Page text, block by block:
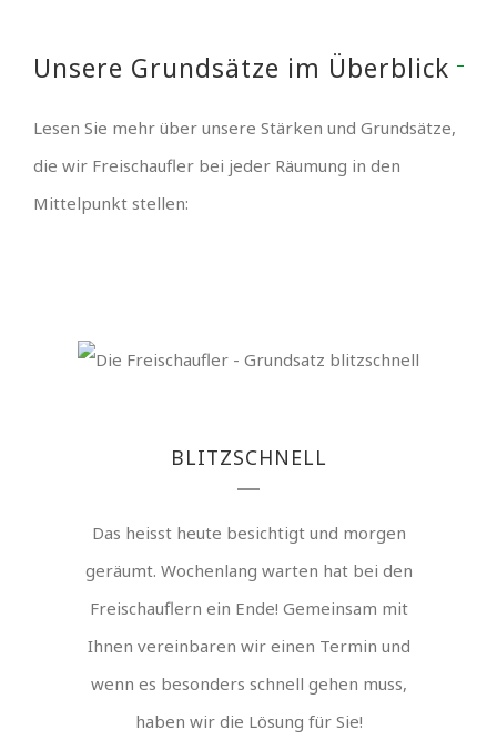
Unsere Grundsätze im Überblick
Lesen Sie mehr über unsere Stärken und Grundsätze,
die wir Freischaufler bei jeder Räumung in den
Mittelpunkt stellen:
BLITZSCHNELL
Das heisst heute besichtigt und morgen
geräumt. Wochenlang warten hat bei den
Freischauflern ein Ende! Gemeinsam mit
Ihnen vereinbaren wir einen Termin und
wenn es besonders schnell gehen muss,
haben wir die Lösung für Sie!